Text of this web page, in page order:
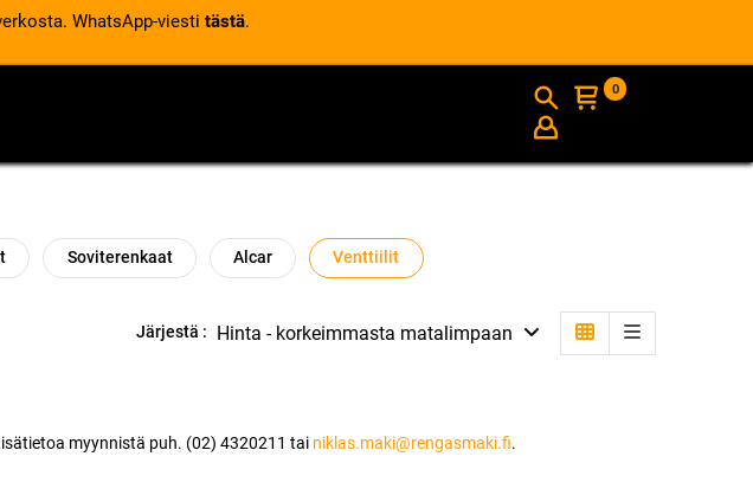
WhatsApp-viesti tästä.
INFO
0
Soviterenkaat Alcar Venttiilit
Järjestä : Hinta - korkeimmasta matalimpaan
myynnistä puh. (02) 4320211 tai niklas.maki@rengasmaki.fi.